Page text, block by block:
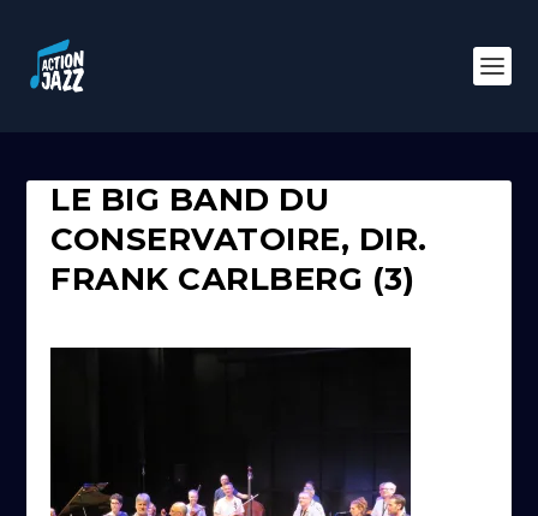
LE BIG BAND DU
CONSERVATOIRE, DIR.
FRANK CARLBERG (3)